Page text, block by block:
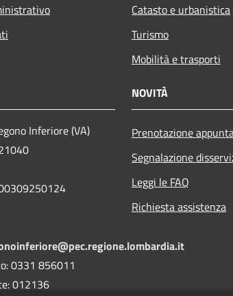
Catasto e urbanistica
Turismo
Mobilità e trasporti
Inferiore (VA)
0331 856011
012136
NOVITÀ
Prenotazione
Segnalazione
Leggi le FAQ
Richiesta assistenza